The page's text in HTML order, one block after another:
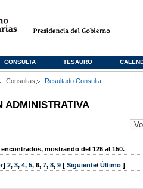
CONSULTA TESAURO
Consultas Resultado Consulta
ADMINISTRATIVA
mostrando del 126 al 150.
] 2, 3, 4, 5, 6, 7, 8, 9 [ Siguiente/ Último ]